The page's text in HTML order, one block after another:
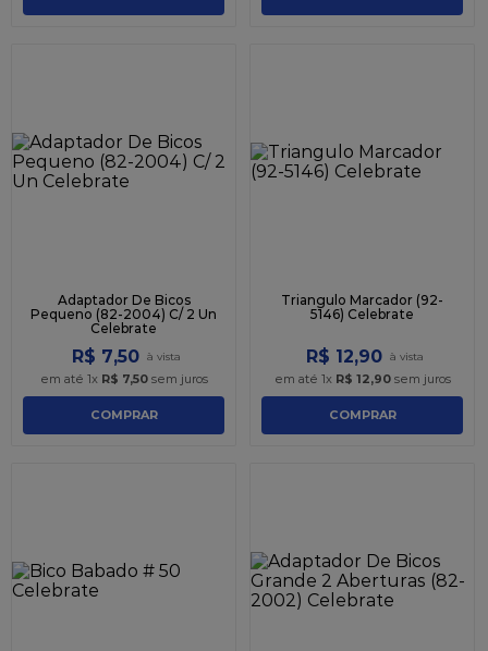
Adaptador De Bicos
Pequeno (82-2004) C/ 2 Un
Celebrate
R$ 7,50
em até 1x R$ 7,50sem juros
COMPRAR
Triangulo Marcador (92-
5146) Celebrate
R$ 12,90
em até 1x R$ 12,90sem juros
COMPRAR